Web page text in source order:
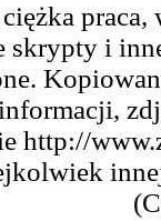
skrypty i
informacji,
http://